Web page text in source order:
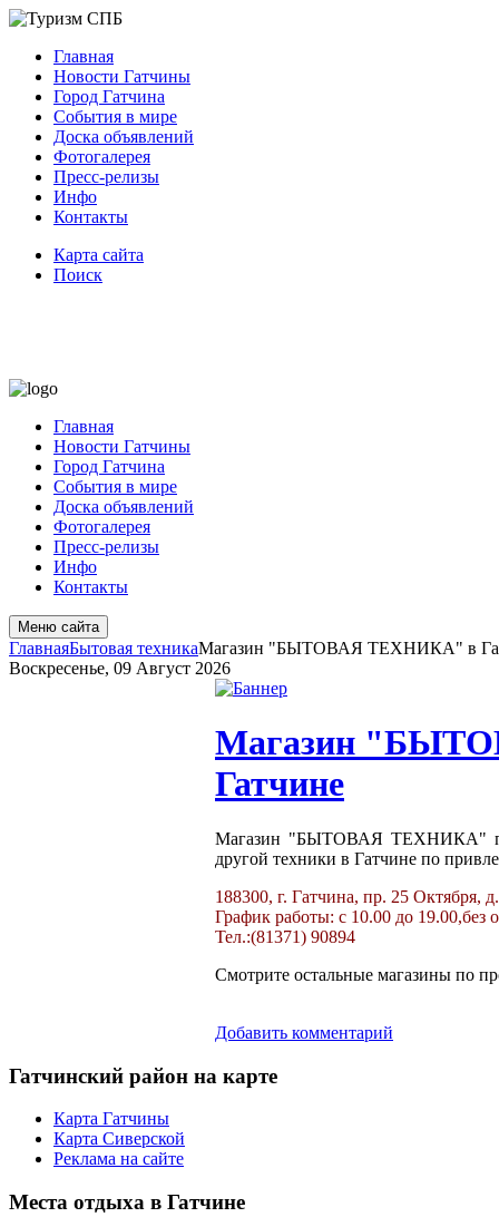
Главная
Новости Гатчины
Город Гатчина
События в мире
Доска объявлений
Фотогалерея
Пресс-релизы
Инфо
Контакты
Карта сайта
Поиск
Главная
Новости Гатчины
Город Гатчина
События в мире
Доска объявлений
Фотогалерея
Пресс-релизы
Инфо
Контакты
Меню сайта
ГлавнаяБытовая техникаМагазин "БЫТОВАЯ ТЕХНИКА" в
Воскресенье, 09 Август 2026
Магазин
Гатчине
Магазин "БЫТОВАЯ ТЕХНИКА"
другой техники в Гатчине по
188300, г. Гатчина, пр. 25 Октября,
График работы: с 10.00 до 19.00,без
Тел.:(81371) 90894
Смотрите остальные магазины по
Добавить комментарий
Гатчинский район на карте
Карта Гатчины
Карта Сиверской
Реклама на сайте
Места отдыха в Гатчине